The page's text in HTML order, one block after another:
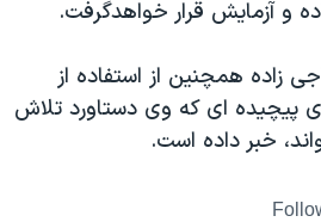
نوبل صلح
«سی‌پک»
زاده همچنين از استفاده از
پيچيده ای که وی دستاورد تلاش